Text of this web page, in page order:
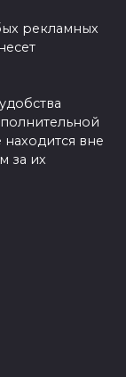
рекламных
вне
за их